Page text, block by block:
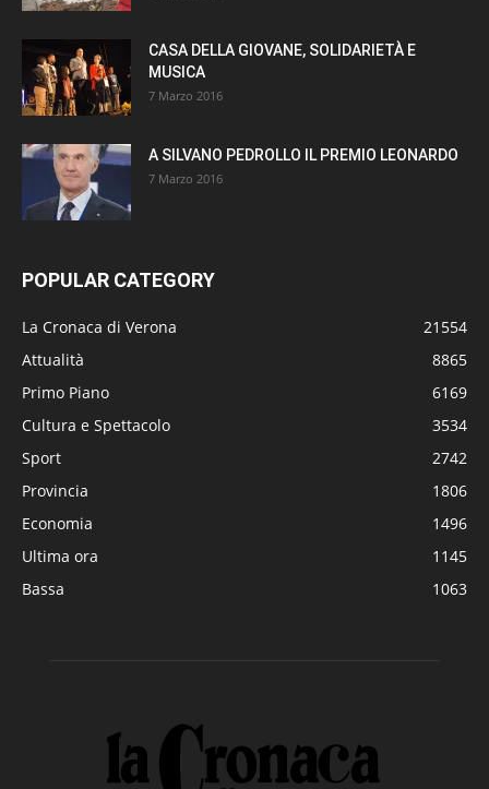
CASA DELLA GIOVANE, SOLIDARIETÀ E
MUSICA
7 Marzo 2016
A SILVANO PEDROLLO IL PREMIO LEONARDO
7 Marzo 2016
POPULAR CATEGORY
La Cronaca di Verona
21554
Attualità
8865
Primo Piano
6169
Cultura e Spettacolo
3534
Sport
2742
Provincia
1806
Economia
1496
Ultima ora
1145
Bassa
1063